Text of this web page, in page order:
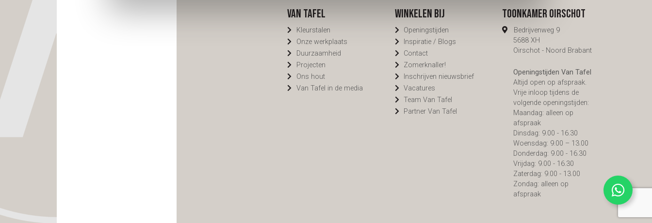
Van Tafel
Kleurstalen
Onze werkplaats
Duurzaamheid
Projecten
Ons hout
Van Tafel in de media
Winkelen bij
Openingstijden
Inspiratie / Blogs
Contact
Zomerknaller!
Inschrijven nieuwsbrief
Vacatures
Team Van Tafel
Partner Van Tafel
Toonkamer Oirschot
Bedrijvenweg 9
5688 XH
Oirschot - Noord Brabant
Openingstijden Van Tafel
Altijd open op afspraak.
Vrije inloop tijdens de
volgende openingstijden:
Maandag: alleen op
afspraak
Dinsdag: 9.00 - 16.30
Woensdag: 9.00 – 13.00
Donderdag: 9.00 - 16.30
Vrijdag: 9.00 - 16.30
Zaterdag: 9.00 - 13.00
Zondag: alleen op
afspraak